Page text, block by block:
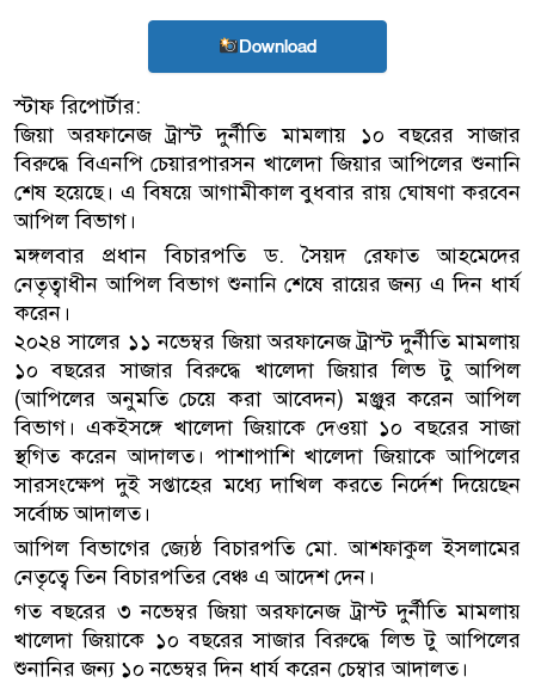
Download
স্টাফ রিপোর্টার:
জিয়া অরফানেজ ট্রাস্ট দুর্নীতি মামলায় ১০ বছরের সাজার
বিরুদ্ধে বিএনপি চেয়ারপারসন খালেদা জিয়ার আপিলের শুনানি
শেষ হয়েছে। এ বিষয়ে আগামীকাল বুধবার রায় ঘোষণা করবেন
আপিল বিভাগ।
মঙ্গলবার প্রধান বিচারপতি ড. সৈয়দ রেফাত আহমেদের
নেতৃত্বাধীন আপিল বিভাগ শুনানি শেষে রায়ের জন্য এ দিন ধার্য
করেন।
২০২৪ সালের ১১ নভেম্বর জিয়া অরফানেজ ট্রাস্ট দুর্নীতি মামলায়
১০ বছরের সাজার বিরুদ্ধে খালেদা জিয়ার লিভ টু আপিল
(আপিলের অনুমতি চেয়ে করা আবেদন) মঞ্জুর করেন আপিল
বিভাগ। একইসঙ্গে খালেদা জিয়াকে দেওয়া ১০ বছরের সাজা
স্থগিত করেন আদালত। পাশাপাশি খালেদা জিয়াকে আপিলের
সারসংক্ষেপ দুই সপ্তাহের মধ্যে দাখিল করতে নির্দেশ দিয়েছেন
সর্বোচ্চ আদালত।
আপিল বিভাগের জ্যেষ্ঠ বিচারপতি মো. আশফাকুল ইসলামের
নেতৃত্বে তিন বিচারপতির বেঞ্চ এ আদেশ দেন।
গত বছরের ৩ নভেম্বর জিয়া অরফানেজ ট্রাস্ট দুর্নীতি মামলায়
খালেদা জিয়াকে ১০ বছরের সাজার বিরুদ্ধে লিভ টু আপিলের
শুনানির জন্য ১০ নভেম্বর দিন ধার্য করেন চেম্বার আদালত।